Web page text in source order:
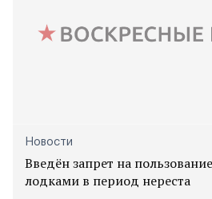
Новости
Введён запрет на
лодками в период нереста